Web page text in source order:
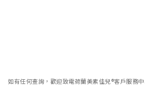
如有任何查詢，歡迎致電荷蘭美素佳兒®客戶服務